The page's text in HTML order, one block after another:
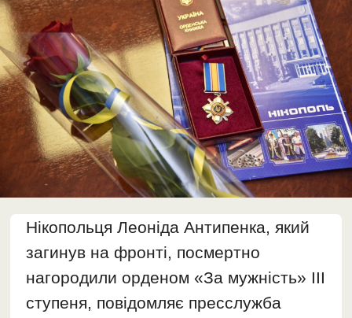
Нікопольця Леоніда Антипенка, який
загинув на фронті, посмертно
нагородили орденом «За мужність» III
ступеня, повідомляє пресслужба